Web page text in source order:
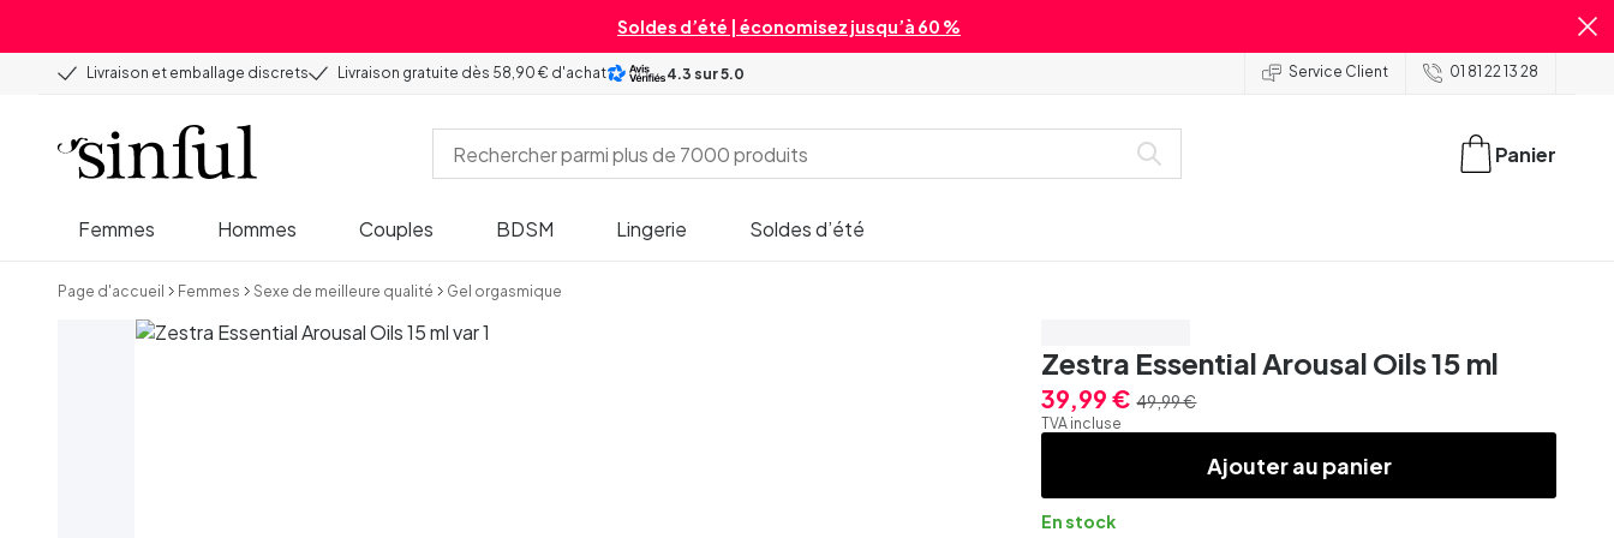
Soldes d’été | économisez jusqu’à 60 %
Livraison et emballage discrets Livraison gratuite dès 58,90 € d'achat 4.3 sur 5.0 Service Client 01 81 22 13 28
Femmes Hommes Couples BDSM Lingerie Soldes d’été
Panier
Page d'accueil Femmes Sexe de meilleure qualité Gel orgasmique
Zestra Essential Arousal Oils 15 ml
39,99 € 49,99 €
TVA incluse
Ajouter au panier
En stock